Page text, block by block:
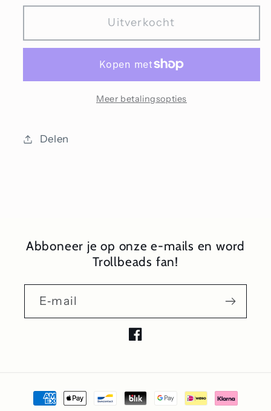
voor
voor
Sporen
Uitverkocht
Meer betalingsopties
Delen
Abboneer je op onze e-mails en word
Trollbeads fan!
E‑mail
Facebook
Betaalmethoden